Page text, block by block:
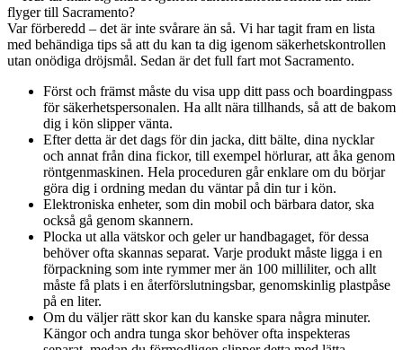
flyger till Sacramento?
Var förberedd – det är inte svårare än så. Vi har tagit fram en lista
med behändiga tips så att du kan ta dig igenom säkerhetskontrollen
utan onödiga dröjsmål. Sedan är det full fart mot Sacramento.
Först och främst måste du visa upp ditt pass och boardingpass
för säkerhetspersonalen. Ha allt nära tillhands, så att de bakom
dig i kön slipper vänta.
Efter detta är det dags för din jacka, ditt bälte, dina nycklar
och annat från dina fickor, till exempel hörlurar, att åka genom
röntgenmaskinen. Hela proceduren går enklare om du börjar
göra dig i ordning medan du väntar på din tur i kön.
Elektroniska enheter, som din mobil och bärbara dator, ska
också gå genom skannern.
Plocka ut alla vätskor och geler ur handbagaget, för dessa
behöver ofta skannas separat. Varje produkt måste ligga i en
förpackning som inte rymmer mer än 100 milliliter, och allt
måste få plats i en återförslutningsbar, genomskinlig plastpåse
på en liter.
Om du väljer rätt skor kan du kanske spara några minuter.
Kängor och andra tunga skor behöver ofta inspekteras